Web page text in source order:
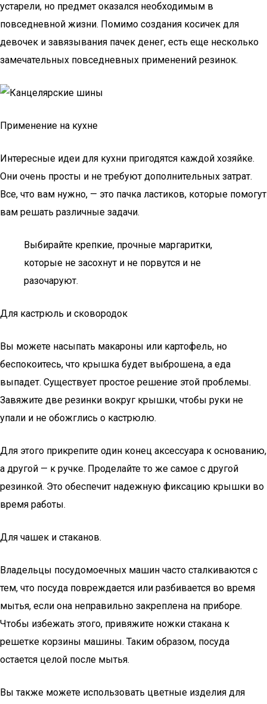
устарели, но предмет оказался необходимым в
повседневной жизни. Помимо создания косичек для
девочек и завязывания пачек денег, есть еще несколько
замечательных повседневных применений резинок.
Применение на кухне
Интересные идеи для кухни пригодятся каждой хозяйке.
Они очень просты и не требуют дополнительных затрат.
Все, что вам нужно, — это пачка ластиков, которые помогут
вам решать различные задачи.
Выбирайте крепкие, прочные маргаритки,
которые не засохнут и не порвутся и не
разочаруют.
Для кастрюль и сковородок
Вы можете насыпать макароны или картофель, но
беспокоитесь, что крышка будет выброшена, а еда
выпадет. Существует простое решение этой проблемы.
Завяжите две резинки вокруг крышки, чтобы руки не
упали и не обожглись о кастрюлю.
Для этого прикрепите один конец аксессуара к основанию,
а другой — к ручке. Проделайте то же самое с другой
резинкой. Это обеспечит надежную фиксацию крышки во
время работы.
Для чашек и стаканов.
Владельцы посудомоечных машин часто сталкиваются с
тем, что посуда повреждается или разбивается во время
мытья, если она неправильно закреплена на приборе.
Чтобы избежать этого, привяжите ножки стакана к
решетке корзины машины. Таким образом, посуда
остается целой после мытья.
Вы также можете использовать цветные изделия для